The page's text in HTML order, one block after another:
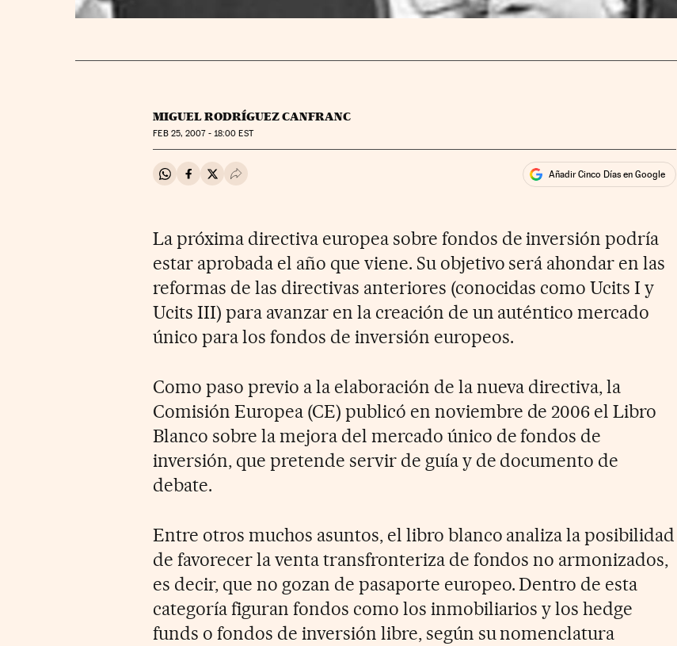
MIGUEL RODRÍGUEZ CANFRANC
FEB25, 2007 - 18:00 EST
Compartir en Whatsapp
Compartir en Facebook
Compartir en Twitter
Desplegar Redes Sociales Añadir Cinco Días en Google
La próxima directiva europea sobre fondos de inversión podría
estar aprobada el año que viene. Su objetivo será ahondar en las
reformas de las directivas anteriores (conocidas como Ucits I y
Ucits III) para avanzar en la creación de un auténtico mercado
único para los fondos de inversión europeos.
Como paso previo a la elaboración de la nueva directiva, la
Comisión Europea (CE) publicó en noviembre de 2006 el Libro
Blanco sobre la mejora del mercado único de fondos de
inversión, que pretende servir de guía y de documento de
debate.
Entre otros muchos asuntos, el libro blanco analiza la posibilidad
de favorecer la venta transfronteriza de fondos no armonizados,
es decir, que no gozan de pasaporte europeo. Dentro de esta
categoría figuran fondos como los inmobiliarios y los hedge
funds o fondos de inversión libre, según su nomenclatura